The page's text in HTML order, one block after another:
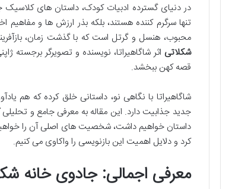
در دنیای گسترده ادبیات کودک، داستان های
تنها سرگرم کننده هستند، بلکه بذر ارزش ها و
محبوب، هنسل و گرتل است که با گذشت زمان،
شکلاتی اثر شاگاهیراتا، نویسنده و تصویرگر برجسته
قصه کهن ببخشد.
شاگاهیراتا با نگاهی نو، داستانی خلق کرده که هم
جدید جذابیت دارد. این مقاله به معرفی جامع و تحلیلی
داستان خواهیم داشت، شخصیت های اصلی آن را
کرد و دلایل اهمیت این بازنویسی را واکاوی می کنیم.
معرفی اجمالی: جادوی خانه